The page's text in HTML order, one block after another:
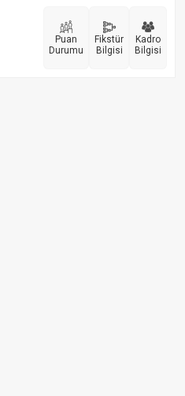
Puan
Durumu
Fikstür
Bilgisi
Kadro
Bilgisi